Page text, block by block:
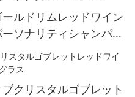
ルドリムレッドワイン
ソナリティシャンパン
クリスタルゴブレット